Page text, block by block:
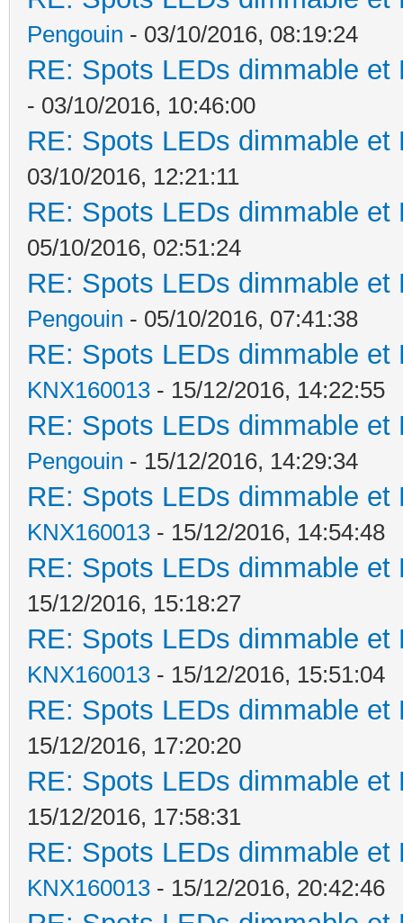
Pengouin - 03/10/2016, 08:19:24
RE: Spots LEDs dimmable
- 03/10/2016, 10:46:00
RE: Spots LEDs dimmable
03/10/2016, 12:21:11
RE: Spots LEDs dimmable
05/10/2016, 02:51:24
RE: Spots LEDs dimmable
Pengouin - 05/10/2016, 07:41:38
RE: Spots LEDs dimmable
KNX160013 - 15/12/2016, 14:22:55
RE: Spots LEDs dimmable
Pengouin - 15/12/2016, 14:29:34
RE: Spots LEDs dimmable
KNX160013 - 15/12/2016, 14:54:48
RE: Spots LEDs dimmable
15/12/2016, 15:18:27
RE: Spots LEDs dimmable
KNX160013 - 15/12/2016, 15:51:04
RE: Spots LEDs dimmable
15/12/2016, 17:20:20
RE: Spots LEDs dimmable
15/12/2016, 17:58:31
RE: Spots LEDs dimmable
KNX160013 - 15/12/2016, 20:42:46